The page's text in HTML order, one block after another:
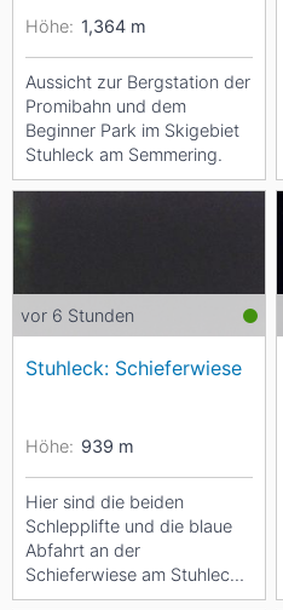
Höhe: 1,364 m
Aussicht zur Bergstation der
Promibahn und dem
Beginner Park im Skigebiet
Stuhleck am Semmering.
vor 6 Stunden
Stuhleck: Schieferwiese
Höhe: 939 m
Hier sind die beiden
Schlepplifte und die blaue
Abfahrt an der
Schieferwiese am Stuhleck
zu sehen.